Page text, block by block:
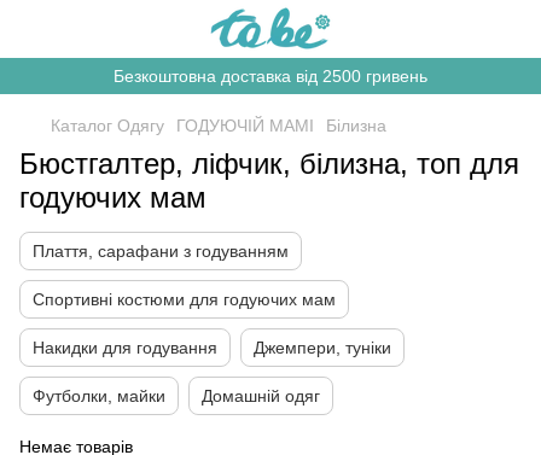
Безкоштовна доставка від 2500 гривень
Каталог Одягу ГОДУЮЧІЙ МАМІ Білизна
Бюстгалтер, ліфчик, білизна, топ для
годуючих мам
Плаття, сарафани з годуванням
Спортивні костюми для годуючих мам
Накидки для годування Джемпери, туніки
Футболки, майки Домашній одяг
Немає товарів